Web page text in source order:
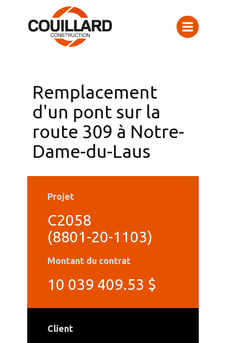
Remplacement
d'un pont sur la
route 309 à Notre-
Dame-du-Laus
Projet
C2058
(8801-20-1103)
Montant du contrat
10 039 409.53 $
Client